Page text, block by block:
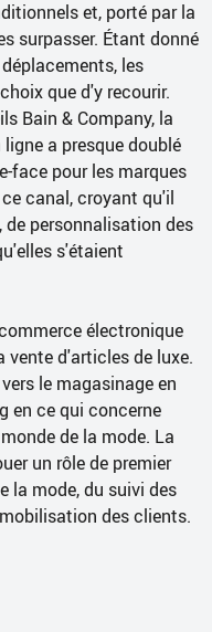
et, porté par la
surpasser. Étant donné
les
que d'y recourir.
Bain & Company, la
a presque doublé
face pour les marques
canal, croyant qu'il
personnalisation des
s'étaient
électronique
vente d'articles de luxe.
le magasinage en
en ce qui concerne
de la mode. La
un rôle de premier
la mode, du suivi des
des clients.